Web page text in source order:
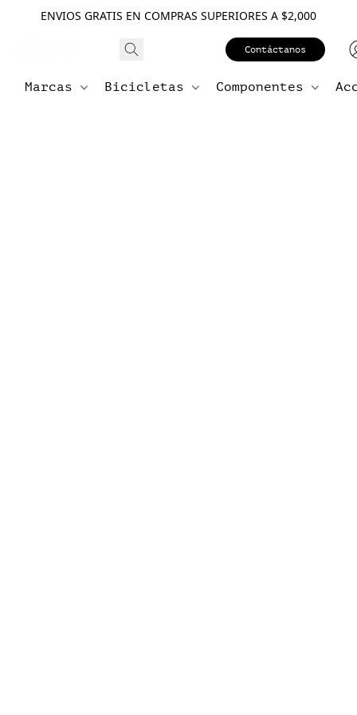
ENVIOS GRATIS EN COMPRAS SUPERIORES A $2,000
Contáctanos
Marcas Bicicletas Componentes